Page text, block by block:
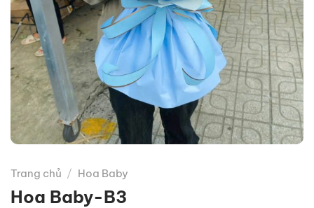
Trang chủ / Hoa Baby
Hoa Baby-B3